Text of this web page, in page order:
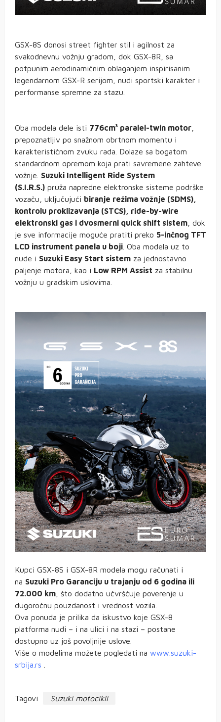
GSX-8S donosi street fighter stil i agilnost za
svakodnevnu vožnju gradom, dok GSX-8R, sa
potpunim aerodinamičnim oblaganjem inspirisanim
legendarnom GSX-R serijom, nudi sportski karakter i
performanse spremne za stazu.
Oba modela dele isti 776cm³ paralel-twin motor
prepoznatljiv po snažnom obrtnom momentu i
karakterističnom zvuku rada. Dolaze sa bogatom
standardnom opremom koja prati savremene zahteve
vožnje. Suzuki Intelligent Ride System
(S.I.R.S.) pruža napredne elektronske sisteme podrške
vozaču, uključujući biranje režima vožnje (SDMS),
kontrolu proklizavanja (STCS), ride-by-wire
elektronski gas i dvosmerni quick shift sistem , dok
je sve informacije moguće pratiti preko 5-inčnog TFT
LCD instrument panela u boji . Oba modela uz to
nude i Suzuki Easy Start sistem za jednostavno
paljenje motora, kao i Low RPM Assist za stabilnu
vožnju u gradskim uslovima.
Kupci GSX-8S i GSX-8R modela mogu računati i
na Suzuki Pro Garanciju u trajanju od 6 godina ili
72.000 km , što dodatno učvršćuje poverenje u
dugoročnu pouzdanost i vrednost vozila.
Ova ponuda je prilika da iskustvo koje GSX-8
platforma nudi – i na ulici i na stazi – postane
dostupno uz još povoljnije uslove.
Više o modelima možete pogledati na www.suzuki-
srbija.rs
Tagovi Suzuki motocikli